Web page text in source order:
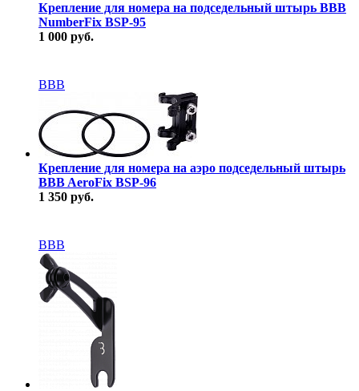
Крепление для номера на подседельный штырь BBB
NumberFix BSP-95
1 000 руб.
BBB
Крепление для номера на аэро подседельный штырь
BBB AeroFix BSP-96
1 350 руб.
BBB